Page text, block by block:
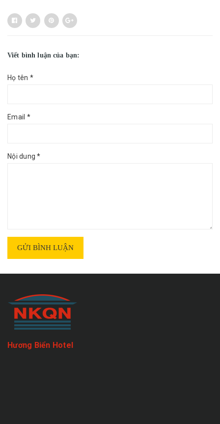
Viết bình luận của bạn:
Họ tên *
Email *
Nội dung *
GỬI BÌNH LUẬN
Hương Biển Hotel